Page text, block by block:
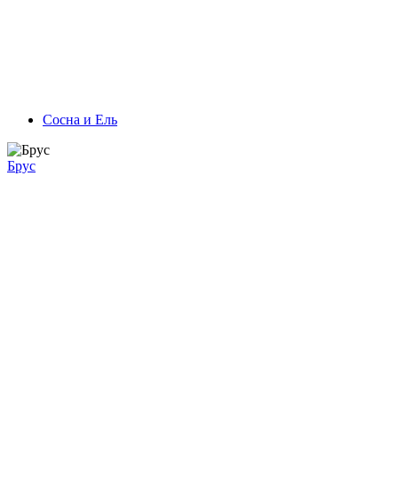
Сосна и Ель
Брус